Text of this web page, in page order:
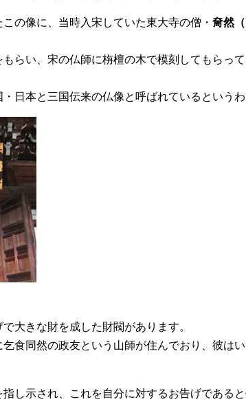
の像に、当時入宋していた東大寺の僧・ 奝然
らい、宋の仏師に栴檀の木で模刻してもらっ
日本と三国伝来の仏像と呼ばれているというわ
大きな財を成した財閥があります。
食同然の政友という山師が住んでおり、彼は
し示され、これを自分に対するお告げである